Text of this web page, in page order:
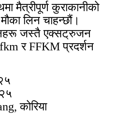
मैत्रीपूर्ण कुराकानीको
लिन चाहन्छौं।
जस्तै एक्सट्रुजन
र FFKM प्रदर्शन
कोरिया